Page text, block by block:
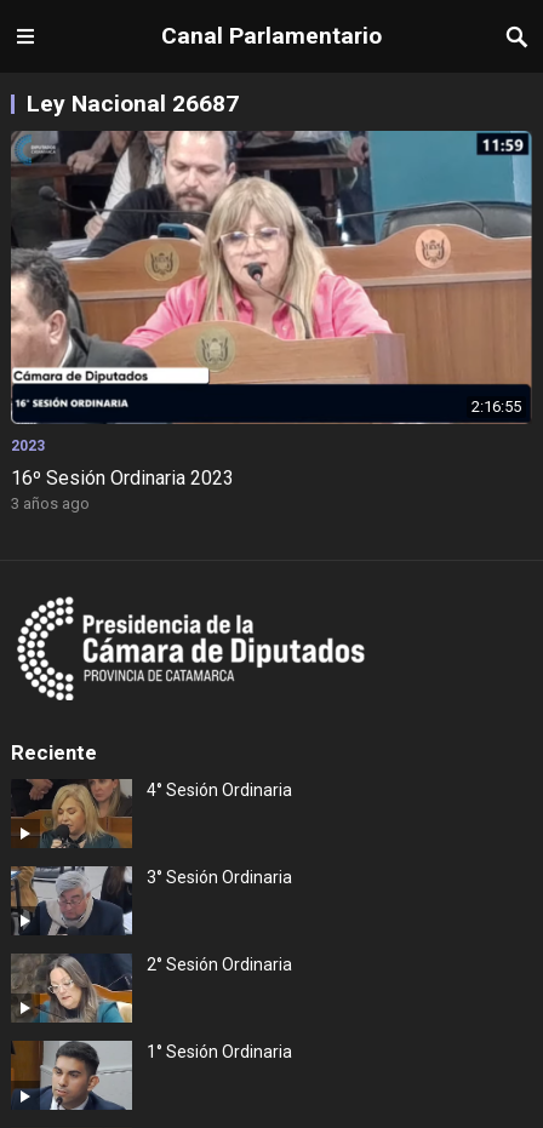
Canal Parlamentario
Ley Nacional 26687
2:16:55
2023
16º Sesión Ordinaria 2023
3 años ago
Reciente
4° Sesión Ordinaria
3° Sesión Ordinaria
2° Sesión Ordinaria
1° Sesión Ordinaria